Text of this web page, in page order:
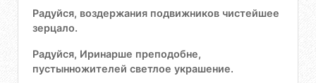
Радуйся, воздержания подвижников чистейшее
зерцало.
Радуйся, Иринарше преподобне,
пустынножителей светлое украшение.